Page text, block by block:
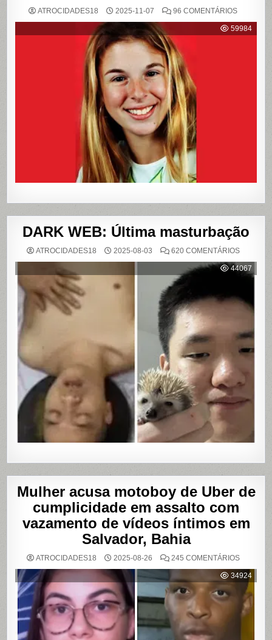
ATROCIDADES18 2025-11-07 96 COMENTÁRIOSEM
59984
DARK WEB: Última masturbação
ATROCIDADES18 2025-08-03 620 COMENTÁRIOSEM
WEB:
ÚLTIMA
44067
Mulher acusa motoboy de Uber de
cumplicidade em assalto com
vazamento de vídeos íntimos em
Salvador, Bahia
ATROCIDADES18 2025-08-26 245 COMENTÁRIOSEM
ACUSA
DE
UBER
DE
EM
34924